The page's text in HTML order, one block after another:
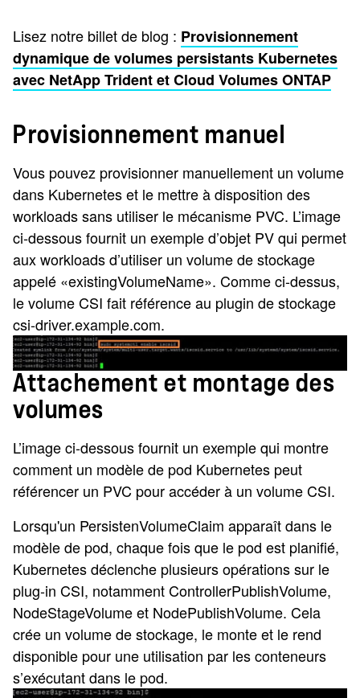
Lisez notre billet de blog : Provisionnement
dynamique de volumes persistants Kubernetes
avec NetApp Trident et Cloud Volumes ONTAP
Provisionnement manuel
Vous pouvez provisionner manuellement un volume
dans Kubernetes et le mettre à disposition des
workloads sans utiliser le mécanisme PVC. L’image
ci-dessous fournit un exemple d’objet PV qui permet
aux workloads d’utiliser un volume de stockage
appelé «existingVolumeName». Comme ci-dessus,
le volume CSI fait référence au plugin de stockage
csi-driver.example.com.
Attachement et montage des
volumes
L’image ci-dessous fournit un exemple qui montre
comment un modèle de pod Kubernetes peut
référencer un PVC pour accéder à un volume CSI.
Lorsqu'un PersistenVolumeClaim apparaît dans le
modèle de pod, chaque fois que le pod est planifié,
Kubernetes déclenche plusieurs opérations sur le
plug-in CSI, notamment ControllerPublishVolume,
NodeStageVolume et NodePublishVolume. Cela
crée un volume de stockage, le monte et le rend
disponible pour une utilisation par les conteneurs
s’exécutant dans le pod.